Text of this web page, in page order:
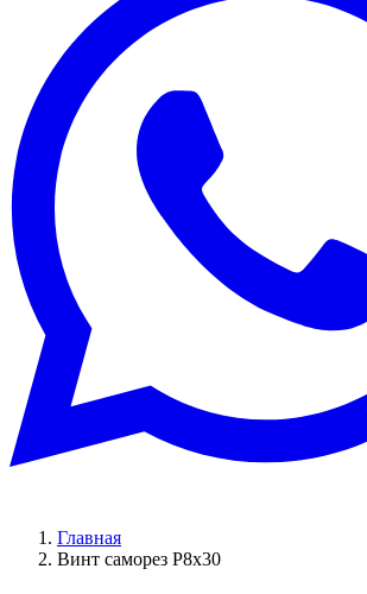
Главная
Винт саморез P8x30